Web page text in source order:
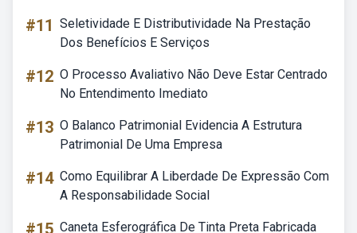
#11 Seletividade E Distributividade Na Prestação
Dos Benefícios E Serviços
#12 O Processo Avaliativo Não Deve Estar Centrado
No Entendimento Imediato
#13 O Balanco Patrimonial Evidencia A Estrutura
Patrimonial De Uma Empresa
#14 Como Equilibrar A Liberdade De Expressão Com
A Responsabilidade Social
#15 Caneta Esferográfica De Tinta Preta Fabricada